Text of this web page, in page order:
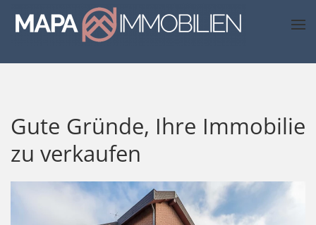
Skip to main content
Gute Gründe, Ihre Immobilie
zu verkaufen